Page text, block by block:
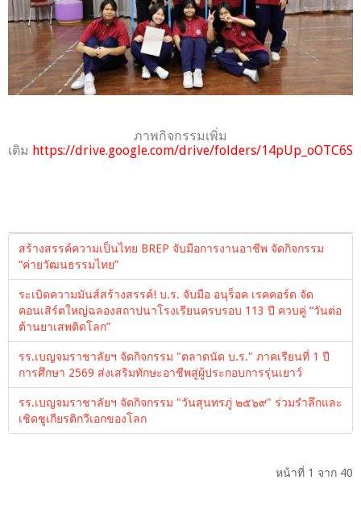
ภาพกิจกรรมเพิ่ม
เติม https://drive.google.com/drive/folders/
สร้างสรรค์ความเป็นไทย BREP จับมือการงานอาชีพ จัดกิจกรรม
“ค่ายวัฒนธรรมไทย”
ระเบิดความมันส์สร้างสรรค์! บ.ร. จับมือ อนุร็อค เรคคอร์ด จัด
คอนเสิร์ตใหญ่ฉลองสถาปนาโรงเรียนครบรอบ 113 ปี ควบคู่ “วันต่อ
ต้านยาเสพติดโลก”
รร.เบญจมราชาลัยฯ จัดกิจกรรม "ตลาดนัด บ.ร." ภาคเรียนที่ 1 ปี
การศึกษา 2569 ส่งเสริมทักษะอาชีพสู่ผู้ประกอบการรุ่นเยาว์
รร.เบญจมราชาลัยฯ จัดกิจกรรม "วันสุนทรภู่ ๒๕๖๙" ร่วมรำลึกและ
เชิดชูเกียรติกวีเอกของโลก
หน้าที่ 1 จาก 40